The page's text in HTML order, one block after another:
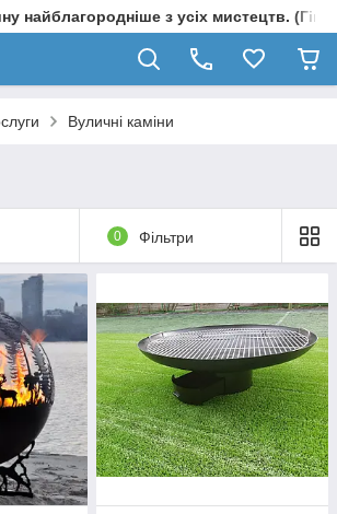
найблагородніше з усіх мистецтв.
Вуличні каміни
0 Фільтри